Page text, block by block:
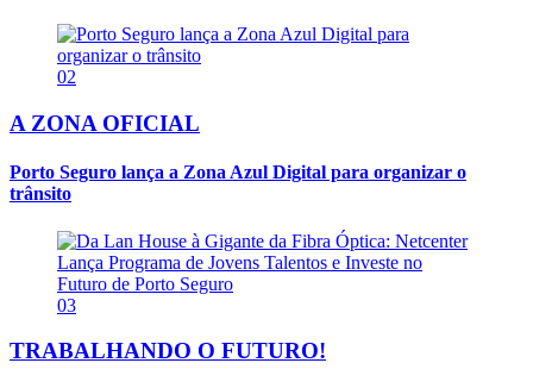
02
A ZONA OFICIAL
Porto Seguro lança a Zona Azul Digital para organizar o
trânsito
03
TRABALHANDO O FUTURO!